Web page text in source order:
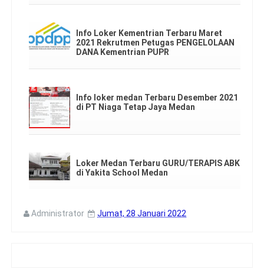
Info Loker Kementrian Terbaru Maret
2021 Rekrutmen Petugas PENGELOLAAN
DANA Kementrian PUPR
Info loker medan Terbaru Desember 2021
di PT Niaga Tetap Jaya Medan
Loker Medan Terbaru GURU/TERAPIS ABK
di Yakita School Medan
Administrator Jumat, 28 Januari 2022